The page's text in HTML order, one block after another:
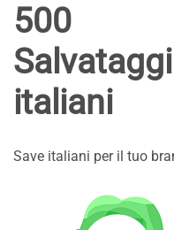
500
italiani
Save italiani per il tuo